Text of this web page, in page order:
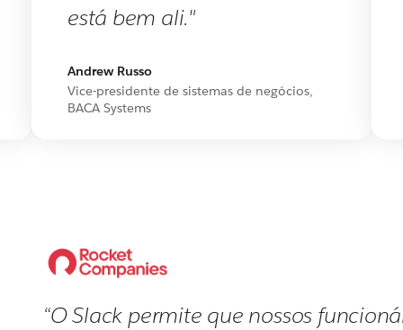
está bem ali."
Andrew Russo
Vice-presidente de sistemas de negócios,
BACA Systems
“O Slack permite que nossos